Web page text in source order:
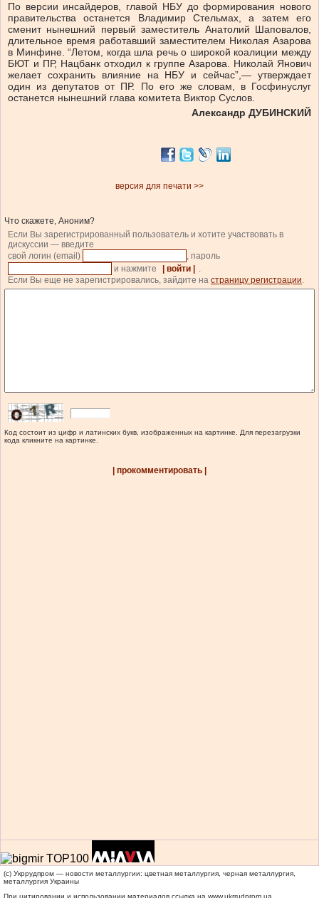
По версии инсайдеров, главой НБУ до формирования нового
правительства останется Владимир Стельмах, а затем его
сменит нынешний первый заместитель Анатолий Шаповалов,
длительное время работавший заместителем Николая Азарова
в Минфине. “Летом, когда шла речь о широкой коалиции между
БЮТ и ПР, Нацбанк отходил к группе Азарова. Николай Янович
желает сохранить влияние на НБУ и сейчас”,— утверждает
один из депутатов от ПР. По его же словам, в Госфинуслуг
останется нынешний глава комитета Виктор Суслов.
Александр ДУБИНСКИЙ
версия для печати >>
Что скажете, Аноним?
Если Вы зарегистрированный пользователь и хотите участвовать в
дискуссии — введите
свой логин (email)
, пароль
и нажмите
| войти |
.
Если Вы еще не зарегистрировались, зайдите на страницу регистрации.
Код состоит из цифр и латинских букв, изображенных на картинке. Для перезагрузки
кода кликните на картинке.
| прокомментировать |
(c) Укррудпром — новости металлургии: цветная металлургия, черная металлургия,
металлургия Украины